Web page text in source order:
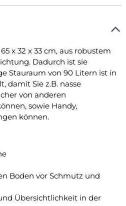
65 x 32 x 33 cm, aus robustem
Dadurch ist sie
Stauraum von 90 Litern ist in
damit Sie z.B. nasse
von anderen
sowie Handy,
können.
Boden vor Schmutz und
Übersichtlichkeit in der